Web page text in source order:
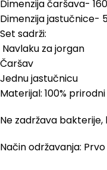
Dimenzija čaršava-
Dimenzija jastučnice-
Set sadrži:
Navlaku za jorgan
Čaršav
Jednu jastučnicu
Materijal: 100%
Ne zadržava
Način održavanja: